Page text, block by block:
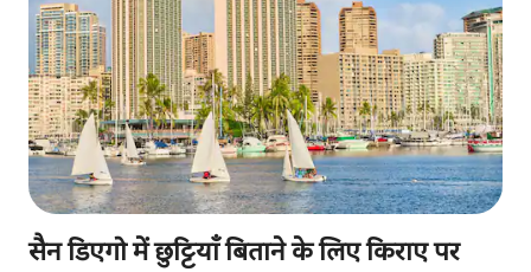
सैन डिएगो में छुट्टियाँ बिताने के लिए किराए पर